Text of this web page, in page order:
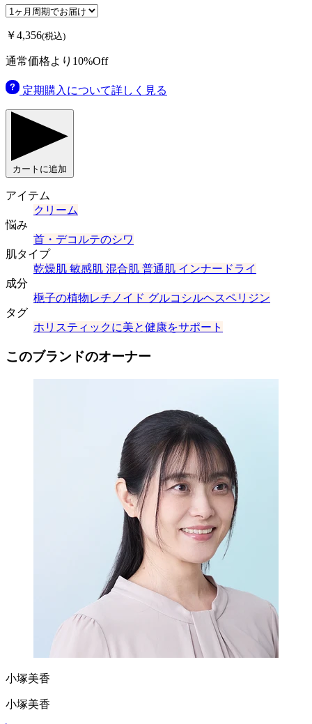
￥4,356(税込)
通常価格より10%Off
定期購入について詳しく見る
カートに追加
アイテム
クリーム
悩み
首・デコルテのシワ
肌タイプ
乾燥肌 敏感肌 混合肌 普通肌 インナードライ
成分
梔子の植物レチノイド グルコシルヘスペリジン
タグ
ホリスティックに美と健康をサポート
このブランドのオーナー
小塚美香
小塚美香